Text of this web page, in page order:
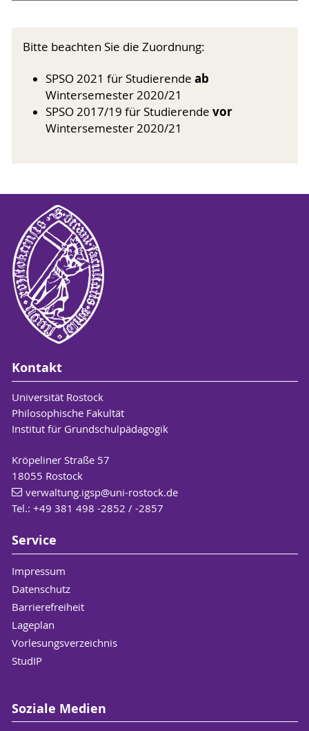
Bitte beachten Sie die Zuordnung:
SPSO 2021 für Studierende ab
Wintersemester 2020/21
SPSO 2017/19 für Studierende vor
Wintersemester 2020/21
Kontakt
Universität Rostock
Philosophische Fakultät
Institut für Grundschulpädagogik
Kröpeliner Straße 57
18055 Rostock
verwaltung.igsp@uni-rostock.de
Tel.: +49 381 498 -2852 / -2857
Service
Impressum
Datenschutz
Barrierefreiheit
Lageplan
Vorlesungsverzeichnis
StudIP
Soziale Medien